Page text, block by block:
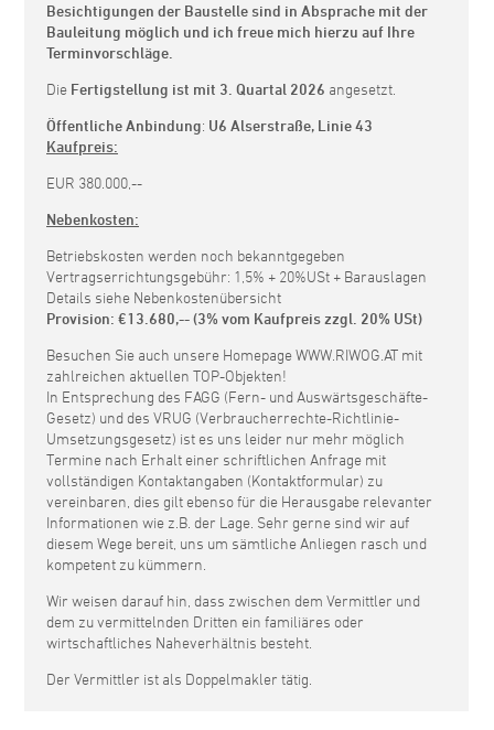
Besichtigungen der Baustelle sind in Absprache mit der
Bauleitung möglich und ich freue mich hierzu auf Ihre
Terminvorschläge.
Die Fertigstellung ist mit 3. Quartal 2026 angesetzt.
Öffentliche Anbindung: U6 Alserstraße, Linie 43
Kaufpreis:
EUR 380.000,--
Nebenkosten:
Betriebskosten werden noch bekanntgegeben
Vertragserrichtungsgebühr: 1,5% + 20%USt + Barauslagen
Details siehe Nebenkostenübersicht
Provision: €13.680,-- (3% vom Kaufpreis zzgl. 20% USt)
Besuchen Sie auch unsere Homepage WWW.RIWOG.AT mit
zahlreichen aktuellen TOP-Objekten!
In Entsprechung des FAGG (Fern- und Auswärtsgeschäfte-
Gesetz) und des VRUG (Verbraucherrechte-Richtlinie-
Umsetzungsgesetz) ist es uns leider nur mehr möglich
Termine nach Erhalt einer schriftlichen Anfrage mit
vollständigen Kontaktangaben (Kontaktformular) zu
vereinbaren, dies gilt ebenso für die Herausgabe relevanter
Informationen wie z.B. der Lage. Sehr gerne sind wir auf
diesem Wege bereit, uns um sämtliche Anliegen rasch und
kompetent zu kümmern.
Wir weisen darauf hin, dass zwischen dem Vermittler und
dem zu vermittelnden Dritten ein familiäres oder
wirtschaftliches Naheverhältnis besteht.
Der Vermittler ist als Doppelmakler tätig.